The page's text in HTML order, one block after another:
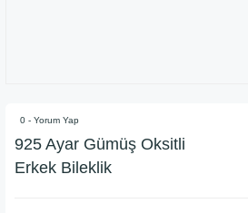
0 - Yorum Yap
925 Ayar Gümüş Oksitli
Erkek Bileklik